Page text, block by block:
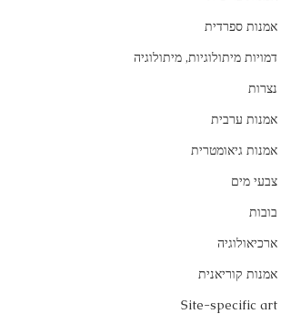
אמנות ספרדית
דמויות מיתולוגיות, מיתולוגיה
נצרות
אמנות ערבית
אמנות גיאומטרית
צבעי מים
בובות
ארכיאולוגיה
אמנות קוריאנית
Site-specific art